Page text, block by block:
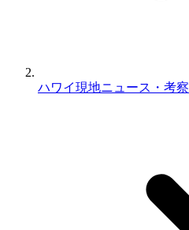
ハワイ現地ニュース・考察